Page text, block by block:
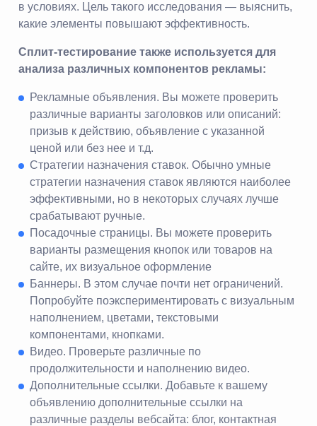
в условиях. Цель такого исследования — выяснить,
какие элементы повышают эффективность.
Сплит-тестирование также используется для
анализа различных компонентов рекламы:
Рекламные объявления. Вы можете проверить
различные варианты заголовков или описаний:
призыв к действию, объявление с указанной
ценой или без нее и т.д.
Стратегии назначения ставок. Обычно умные
стратегии назначения ставок являются наиболее
эффективными, но в некоторых случаях лучше
срабатывают ручные.
Посадочные страницы. Вы можете проверить
варианты размещения кнопок или товаров на
сайте, их визуальное оформление
Баннеры. В этом случае почти нет ограничений.
Попробуйте поэкспериментировать с визуальным
наполнением, цветами, текстовыми
компонентами, кнопками.
Видео. Проверьте различные по
продолжительности и наполнению видео.
Дополнительные ссылки. Добавьте к вашему
объявлению дополнительные ссылки на
различные разделы вебсайта: блог, контактная